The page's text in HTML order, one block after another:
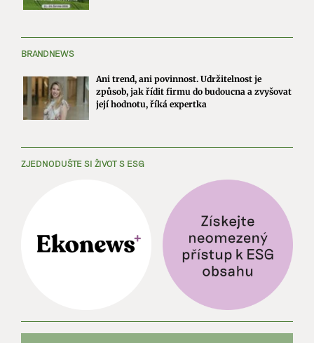
BRANDNEWS
Ani trend, ani povinnost. Udržitelnost je
způsob, jak řídit firmu do budoucna a zvyšovat
její hodnotu, říká expertka
ZJEDNODUŠTE SI ŽIVOT S ESG